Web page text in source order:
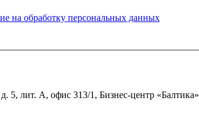
на обработку персональных данных
5, лит. А, офис 313/1, Бизнес-центр «Балтика»